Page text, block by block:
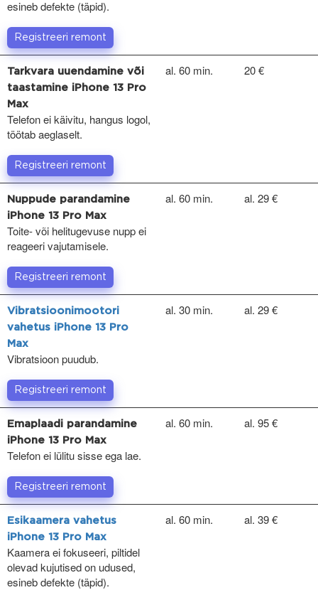
esineb defekte (täpid).
Registreeri remont
Tarkvara uuendamine või
taastamine iPhone 13 Pro
Max
Telefon ei käivitu, hangus logol,
töötab aeglaselt.
al. 60 min. 20 €
Registreeri remont
Nuppude parandamine
iPhone 13 Pro Max
Toite- või helitugevuse nupp ei
reageeri vajutamisele.
al. 60 min. al. 29 €
Registreeri remont
Vibratsioonimootori
vahetus iPhone 13 Pro
Max
Vibratsioon puudub.
al. 30 min. al. 29 €
Registreeri remont
Emaplaadi parandamine
iPhone 13 Pro Max
Telefon ei lülitu sisse ega lae.
al. 60 min. al. 95 €
Registreeri remont
Esikaamera vahetus
iPhone 13 Pro Max
Kaamera ei fokuseeri, piltidel
olevad kujutised on udused,
esineb defekte (täpid).
al. 60 min. al. 39 €